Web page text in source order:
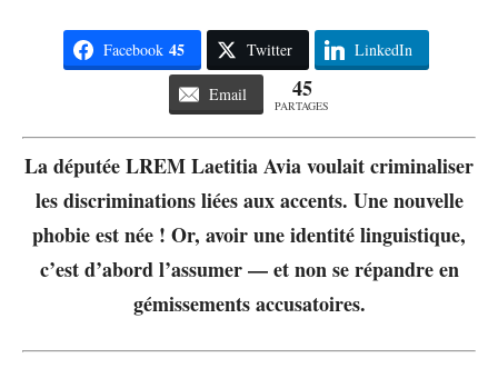
Facebook 45 Twitter LinkedIn
Email 45
PARTAGES
La députée LREM Laetitia Avia voulait criminaliser
les discriminations liées aux accents. Une nouvelle
phobie est née ! Or, avoir une identité linguistique,
c’est d’abord l’assumer — et non se répandre en
gémissements accusatoires.